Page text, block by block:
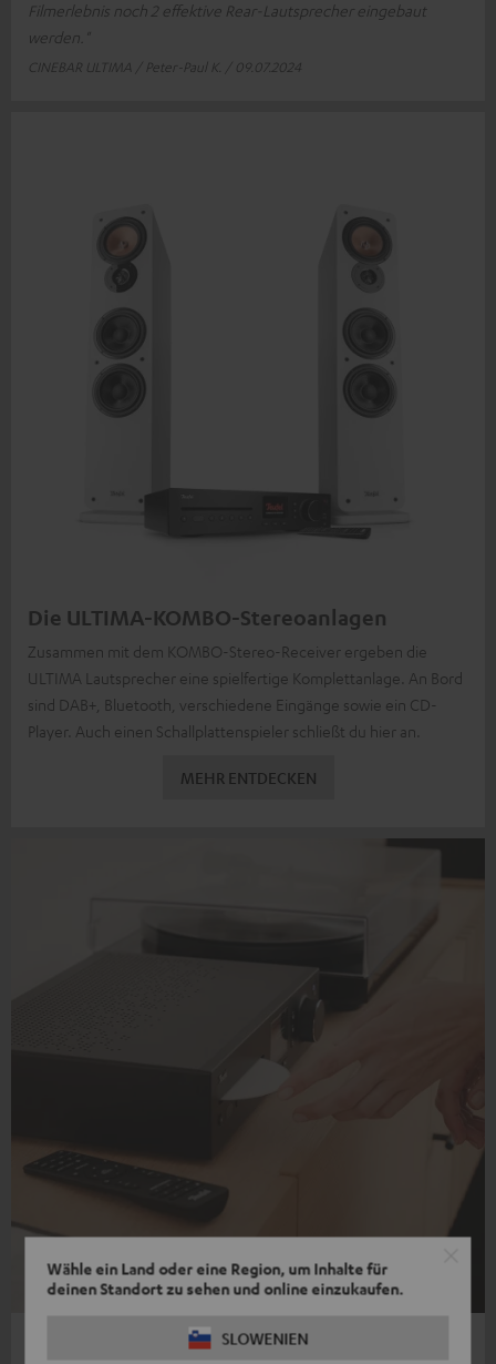
Wähle ein Land oder eine Region, um Inhalte für
deinen Standort zu sehen und online einzukaufen.
SLOWENIEN
Filmerlebnis noch 2 effektive Rear-Lautsprecher eingebaut
werden."
CINEBAR ULTIMA / Peter-Paul K. / 09.07.2024
Die ULTIMA-KOMBO-Stereoanlagen
Zusammen mit dem KOMBO-Stereo-Receiver ergeben die
ULTIMA Lautsprecher eine spielfertige Komplettanlage. An Bord
sind DAB+, Bluetooth, verschiedene Eingänge sowie ein CD-
Player. Auch einen Schallplattenspieler schließt du hier an.
MEHR ENTDECKEN